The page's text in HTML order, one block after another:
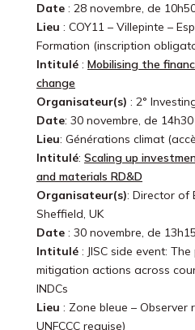
Date : 28 novembre, de
Lieu : COY11 – Villepinte –
Formation (inscription
Intitulé : Mobilising the
change
Organisateur(s) : 2°
Date: 30 novembre, de
Lieu: Générations climat
Intitulé: Scaling up
and materials RD&D
Organisateur(s): Director of
Sheffield, UK
Date : 30 novembre, de
Intitulé : JISC side event:
mitigation actions across
INDCs
Lieu : Zone bleue –
UNFCCC requise)